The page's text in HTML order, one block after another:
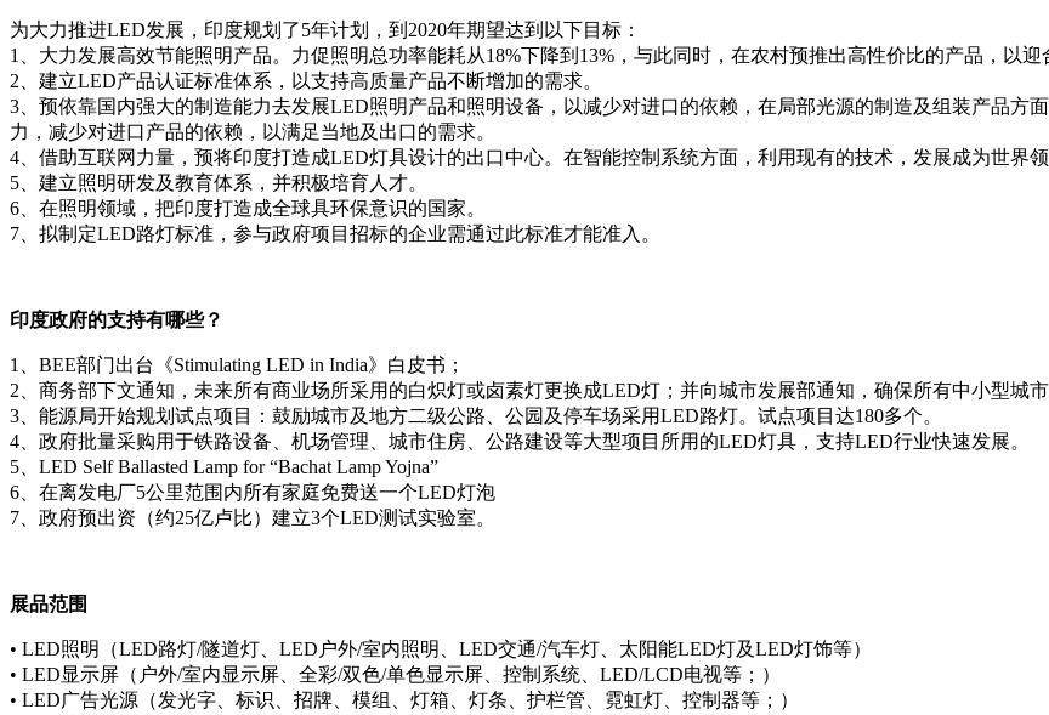
为大力推进LED发展，印度规划了5年计划，到 2020年期望达到以下目标：
1、大力发展高效节能照明产品。力促照明总功率能耗从18%下降到 13% ，与此同时，在农村预推出高性价比的产品，以迎
2、建立LED产品认证标准体系，以支持高质量产品不断增加的需求。
3、预依靠国内强大的制造能力去发展LED照明产品和照明设备，以减少对进口的依赖，在局部光源的制造及组装产品方
力，减少对进口产品的依赖，以满足当地及出口的需求。
4、借助互联网力量，预将印度打造成LED灯具设计的出口中心。在智能控制系统方面，利用现有的技术，发展成为世界领
5、建立照明研发及教育体系，并积极培育人才。
6、在照明领域，把印度打造成全球具环保意识的国家。
7、拟制定LED路灯标准，参与政府项目招标的企业需通过此标准才能准入。
印度政府的支持有哪些？
1、 BEE部门出台《Stimulating LED in India》白皮书；
2、商务部下文通知，未来所有商业场所采用的白炽灯或卤素灯更换成LED灯；并向城市发展部通知，确保所有中小型城
3、能源局开始规划试点项目：鼓励城市及地方二级公路、公园及停车场采用LED路灯。试点项目达180多个。
4、政府批量采购用于铁路设备、机场管理、城市住房、公路建设等大型项目所用的LED灯具，支持LED行业快速发展。
5、 LED Self Ballasted Lamp for “Bachat Lamp Yojna”
6、在离发电厂5公里范围内所有家庭免费送一个LED灯泡
7、政府预出资（约25亿卢比）建立3个LED测试实验室。
展品范围
• LED照明（LED路灯/隧道灯、 LED 户外/室内照明、 LED交通/汽车灯、太阳能LED灯及LED灯饰等）
• LED显示屏（户外/室内显示屏、全彩/双色/单色显示屏、控制系统、 LED/LCD电视等；）
• LED广告光源（发光字、标识、招牌、模组、灯箱、灯条、护栏管、霓虹灯、控制器等；）